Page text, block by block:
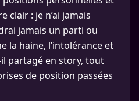
clair : je n’ai jamais
jamais un parti ou
la haine, l’intolérance et
partagé en story, tout
de position passées